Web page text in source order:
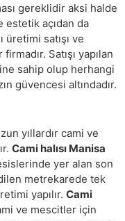
gereklidir aksi halde
estetik açıdan da
üretimi satışı ve
Satışı yapılan
sahip olup herhangi
güvencesi altındadır.
yıllardır cami ve
Cami halısı Manisa
yer alan son
metrekarede tek
yapılır. Cami
ve mescitler için